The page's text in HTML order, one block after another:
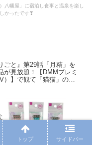
八幡屋」に宿泊し食事と温泉を楽し
かったです❣
ごと』第29話「月精」を
が見放題！【DMMプレミ
）】で観て「猫猫」の可
トップ サイドバー